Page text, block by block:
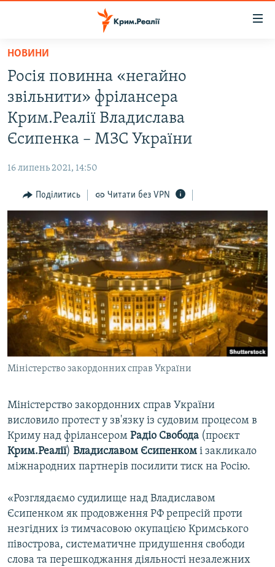
Перейти
основного
матеріалу
Перейти
до
основної
Перейти
пошуку
ВІДЕО ТА ФОТО
ПОЛІТИКА
ІНТЕРВ'Ю
ВСЕ ЗА ДЕНЬ
СПЕЦПРОЕКТИ
ДЕПОРТАЦІЯ
ВІДЕОУРОКИ «ELIFBE»
СВІДЧЕННЯ ОКУПАЦІЇ
УКРАЇНСЬКА ПРОБЛЕМА КРИМУ
ІНФОГРАФІКА
ЯК ОБІЙТИ БЛОКУВАННЯ
Русский
Qırımtatar
ДОЛУЧАЙСЯ!
Усі сайти RFE/RL
НОВИНИ
Росія повинна «негайно
звільнити» фрілансера
Крим.Реалії Владислава
Єсипенка – МЗС України
16 липень 2021, 14:50
Поділитись Читати без VPN
Міністерство закордонних справ України
Міністерство закордонних справ України
висловило протест у зв'язку із судовим процесом в
Криму над фрілансером Радіо Свобода (проєкт
Крим.Реалії) Владиславом Єсипенком і закликало
міжнародних партнерів посилити тиск на Росію.
«Розглядаємо судилище над Владиславом
Єсипенком як продовження РФ репресій проти
незгідних із тимчасовою окупацією Кримського
півострова, систематичне придушення свободи
слова та перешкоджання діяльності незалежних